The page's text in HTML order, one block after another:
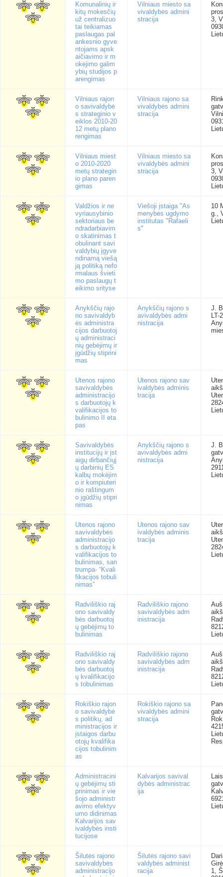
Komunalinių ir
kitų mokesčių
už centralizuo
tai teikiamas
paslaugas pal
ankesnio gyve
ntojams apsk
aičiavimo ir m
okėjimo galim
ybių studijos p
arengimas
Vilniaus miesto sa
vivaldybės admini
stracija
3,
Vilniaus rajon
o savivaldybė
s strateginio v
eiklos 2010-20
12 metų plano
rengimas
Vilniaus rajono sa
vivaldybės admini
stracija
Vilniaus miest
o 2010-2020
metų strategin
io plano paren
gimas
Vilniaus miesto sa
vivaldybės admini
stracija
3,
Valdžios ir ne
vyriausybinio
sektoriaus be
ndradarbiavim
o skatinimas t
obulinant savi
valdybių įgyve
ndinamą viešą
ją politiką nefo
rmalaus švieti
mo paslaugų t
eikimo srityse
Viešoji įstaiga "As
menybės ugdymo
institutas "Rafaeli
s"
10
g.,
Anykščių rajo
no savivaldyb
ės administra
cijos darbuotoj
ų administraci
nių gebėjimų ir
įgūdžių stiprini
mas
Anykščių rajono s
avivaldybės admi
nistracija
J.
LT-
Utenos rajono
savivaldybės
administracijo
s darbuotojų k
valifikacijos to
bulinimo II eta
pas
Utenos rajono sav
ivaldybės adminis
tracija
Savivaldybės
institucijų ir įst
aigų dirbančiųj
ų darbinių ES
kalbų mokėjim
o ir kompiuteri
nio raštingum
o įgūdžių stipri
nimas
Anykščių rajono s
avivaldybės admi
nistracija
J.
Utenos rajono
savivaldybės
administracijo
s darbuotojų k
valifikacijos to
bulinimas, san
trumpa- “Kvali
fikacijos tobuli
nimas”
Utenos rajono sav
ivaldybės adminis
tracija
Radviliškio raj
ono savivaldy
bės darbuotoj
ų gebėjimų to
bulinimas
Radviliškio rajono
savivaldybės adm
inistracija
Radviliškio raj
ono savivaldy
bės darbuotoj
ų kvalifikacijo
s tobulinimas
Radviliškio rajono
savivaldybės adm
inistracija
Rokiškio rajon
o savivaldybė
s politikų, ad
ministracijos ir
įstaigos darbu
otojų kvalifika
cijos tobulinim
as
Rokiškio rajono sa
vivaldybės admini
stracija
Administracini
ų gebėjimų sti
prinimas ir vie
šojo administr
avimo efektyv
umo didinimas
Kalvarijos sav
ivaldybės insti
tucijose
Kalvarijos savival
dybės administrac
ija
Šilutės rajono
savivaldybės
administracijo
Šilutės rajono savi
valdybės administ
racija
1,